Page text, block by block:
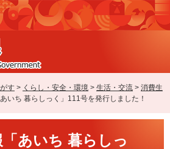
す > くらし・安全・環境 > 生活・交流 > 消費生
いち 暮らしっく」111号を発行しました！
あいち 暮らしっ